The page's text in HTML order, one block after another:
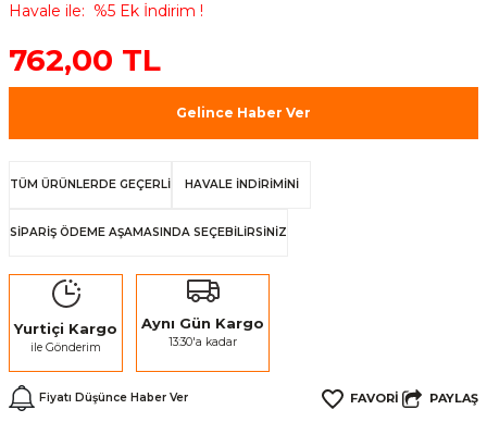
Havale ile %5 Ek İndirim !
762,00 TL
Gelince Haber Ver
TÜM ÜRÜNLERDE GEÇERLİ HAVALE İNDİRİMİNİ
SİPARİŞ ÖDEME AŞAMASINDA SEÇEBİLİRSİNİZ
Yurtiçi Kargo
ile Gönderim
Aynı Gün Kargo
13:30'a kadar
Fiyatı Düşünce Haber Ver PAYLAŞ